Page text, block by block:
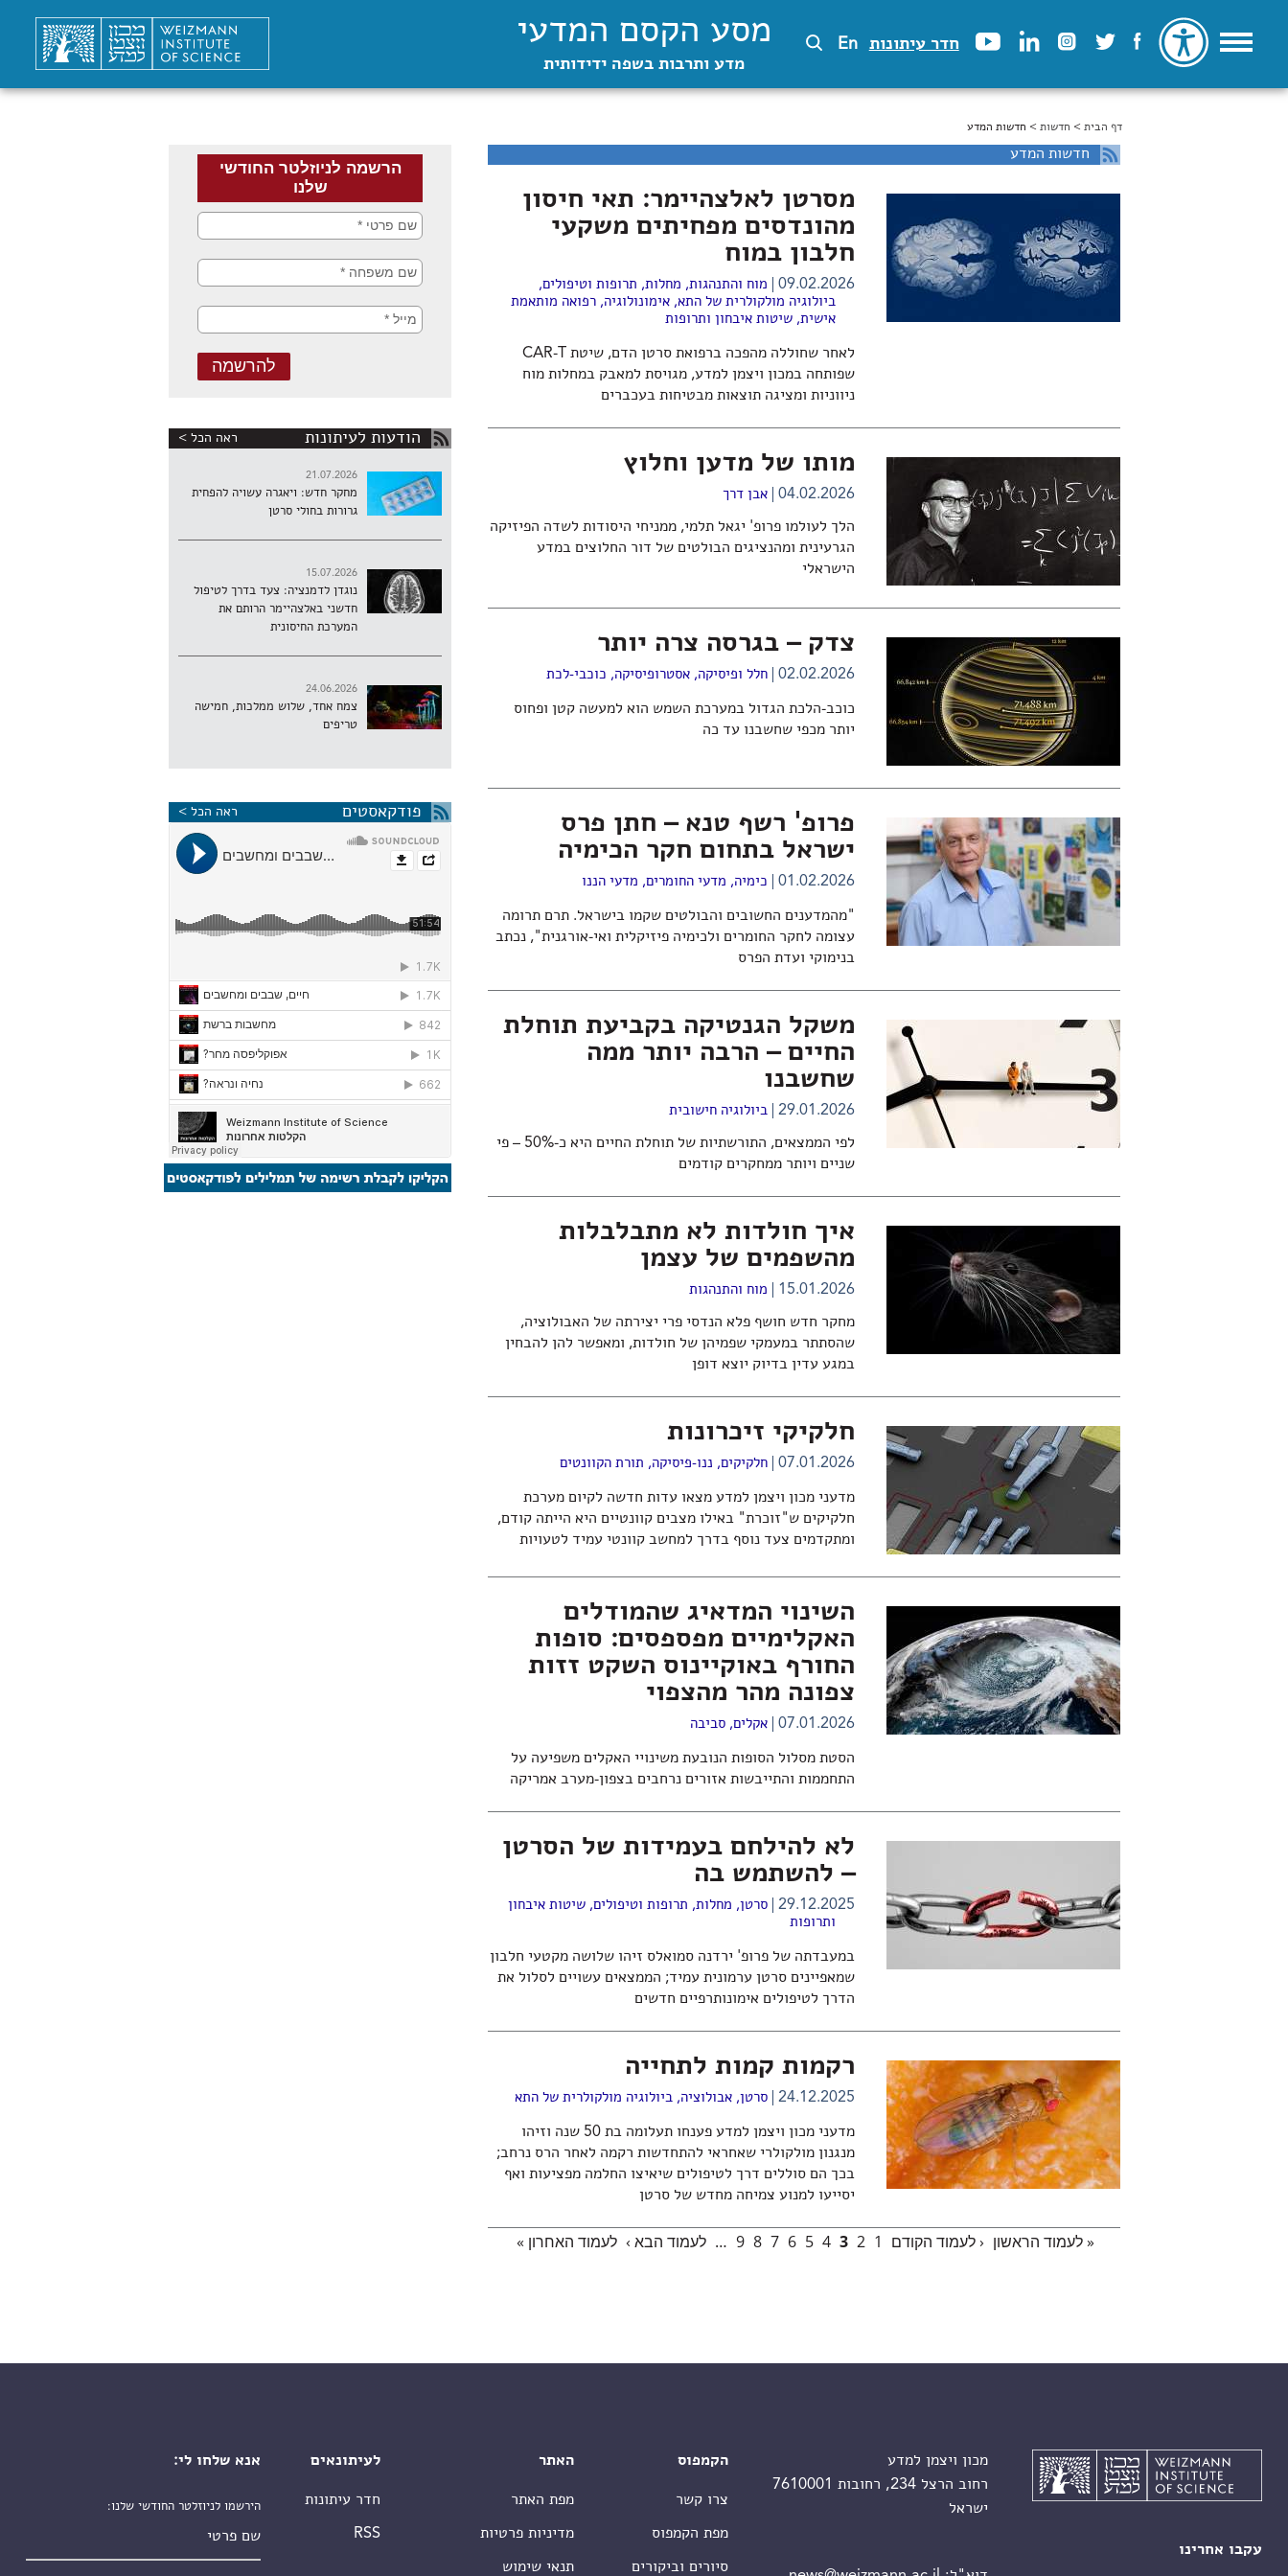
חדר עיתונות En מסע הקסם המדעי
מדע ותרבות בשפה ידידותית
הינך נמצא כאן
דף הבית > חדשות > חדשות המדע
חדשות המדע
מסרטן לאלצהיימר: תאי חיסון
מהונדסים מפחיתים משקעי
חלבון במוח
09.02.2026 מוח והתנהגות, מחלות, תרופות וטיפולים,
ביולוגיה מולקולרית של התא,אימונולוגיה,רפואה מותאמת
אישית,שיטות איבחון ותרופות
לאחר שחוללה מהפכה ברפואת סרטן הדם, שיטת CAR-T
שפותחה במכון ויצמן למדע, מגויסת למאבק במחלות מוח
ניווניות ומציגה תוצאות מבטיחות בעכברים
מותו של מדען וחלוץ
04.02.2026 אבן דרך
הלך לעולמו פרופ' יגאל תלמי, ממניחי היסודות לשדה הפיזיקה
הגרעינית ומהנציגים הבולטים של דור החלוצים במדע
הישראלי
צדק – בגרסה צרה יותר
02.02.2026 חלל ופיסיקה,אסטרופיסיקה, כוכבי-לכת
כוכב-הלכת הגדול במערכת השמש הוא למעשה קטן ופחוס
יותר מכפי שחשבנו עד כה
פרופ' רשף טנא – חתן פרס
ישראל בתחום חקר הכימיה
01.02.2026 כימיה, מדעי החומרים, מדעי הננו
"מהמדענים החשובים והבולטים שקמו בישראל. תרם תרומה
עצומה לחקר החומרים ולכימיה פיזיקלית ואי-אורגנית", נכתב
בנימוקי ועדת הפרס
משקל הגנטיקה בקביעת תוחלת
החיים – הרבה יותר ממה
שחשבנו
29.01.2026 ביולוגיה חישובית
לפי הממצאים, התורשתיות של תוחלת החיים היא כ-50% – פי
שניים ויותר ממחקרים קודמים
איך חולדות לא מתבלבלות
מהשפמים של עצמן
15.01.2026 מוח והתנהגות
מחקר חדש חושף פלא הנדסי פרי יצירתה של האבולוציה,
שהסתתר במעמקי שפמיהן של חולדות, ומאפשר להן להבחין
במגע עדין בדיוק יוצא דופן
חלקיקי זיכרונות
07.01.2026 חלקיקים, ננו-פיסיקה, תורת הקוונטים
מדעני מכון ויצמן למדע מצאו עדות חדשה לקיום מערכת
חלקיקים ש"זוכרת" באילו מצבים קוונטיים היא הייתה קודם,
ומתקדמים צעד נוסף בדרך למחשב קוונטי עמיד לטעויות
השינוי המדאיג שהמודלים
האקלימיים מפספסים: סופות
החורף באוקיינוס השקט זזות
צפונה מהר מהצפוי
07.01.2026 אקלים,סביבה
הסטת מסלול הסופות הנובעת משינויי האקלים משפיעה על
התחממות והתייבשות אזורים נרחבים בצפון-מערב אמריקה
לא להילחם בעמידות של הסרטן
– להשתמש בה
29.12.2025 סרטן, מחלות, תרופות וטיפולים,שיטות איבחון
ותרופות
במעבדתה של פרופ' ירדנה סמואלס זיהו שלושה מקטעי חלבון
שמאפיינים סרטן ערמונית עמיד; הממצאים עשויים לסלול את
הדרך לטיפולים אימונותרפיים חדשים
רקמות קמות לתחייה
24.12.2025 סרטן,אבולוציה,ביולוגיה מולקולרית של התא
מדעני מכון ויצמן למדע פענחו תעלומה בת 50 שנה וזיהו
מנגנון מולקולרי שאחראי להתחדשות רקמה לאחר הרס נרחב;
בכך הם סוללים דרך לטיפולים שיאיצו החלמה מפציעות ואף
יסייעו למנוע צמיחה מחדש של סרטן
עמודים« לעמוד הראשון ‹ לעמוד הקודם 1
2
3
4
5
6
7
8
9
… לעמוד הבא › לעמוד האחרון »
הודעות לעיתונות ראה הכל >
21.07.2026
מחקר חדש: ויאגרה עשויה להפחית
גרורות בחולי סרטן
15.07.2026
נוגדן לדמנציה: צעד בדרך לטיפול
חדשני באלצהיימר הרותם את
המערכת החיסונית
24.06.2026
צמח אחד, שלוש ממלכות, חמישה
טריפים
פודקאסטים ראה הכל >
עקבו אחרינו
מכון ויצמן למדע
רחוב הרצל 234, רחובות 7610001
ישראל
הקמפוס
צרו קשר
מפת הקמפוס
סיורים וביקורים
האתר
מפת האתר
מדיניות פרטיות
תנאי שימוש
לעיתונאים
חדר עיתונות
RSS
אנא שלחו לי:
הירשמו לניוזלטר החודשי שלנו: